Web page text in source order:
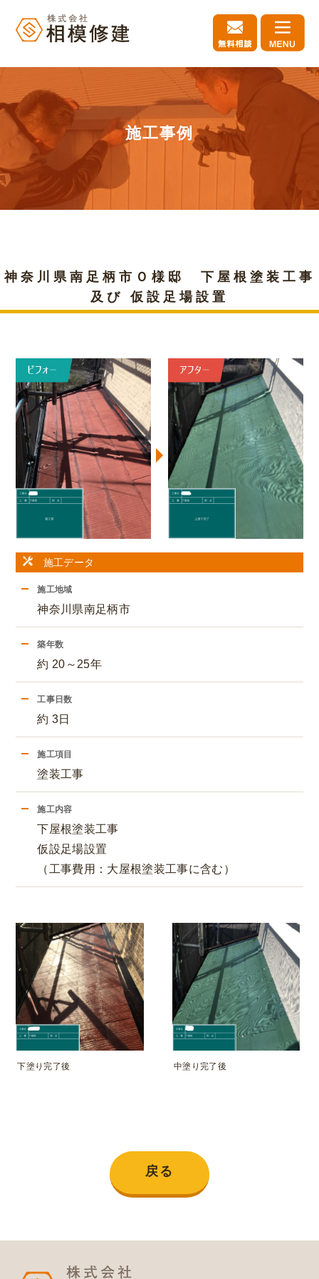
施工事例
神奈川県南足柄市Ｏ様邸 下屋根塗装工事
及び 仮設足場設置
施工データ
施工地域
神奈川県南足柄市
築年数
約 20～25年
工事日数
約 3日
施工項目
塗装工事
施工内容
下屋根塗装工事
仮設足場設置
（工事費用：大屋根塗装工事に含む）
下塗り完了後 中塗り完了後
戻る